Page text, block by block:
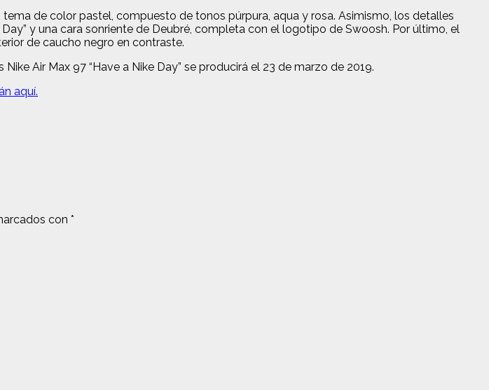
de color pastel, compuesto de tonos púrpura, aqua y rosa. Asimismo, los detalles
y una cara sonriente de Deubré, completa con el logotipo de Swoosh. Por último, el
de caucho negro en contraste.
Air Max 97 “Have a Nike Day” se producirá el 23 de marzo de 2019.
aquí.
con *